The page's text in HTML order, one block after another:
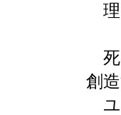
理
死
創
ユ